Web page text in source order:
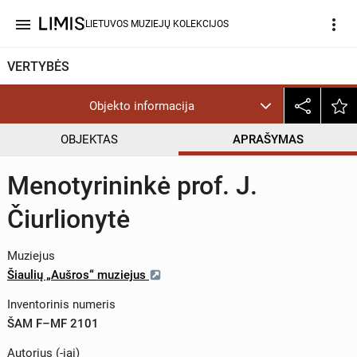
menu LIETUVOS MUZIEJŲ KOLEKCIJOS more_vert
VERTYBĖS
Objekto informacija
OBJEKTAS APRAŠYMAS
Menotyrininkė prof. J.
Čiurlionytė
Muziejus
Šiaulių „Aušros“ muziejus
Inventorinis numeris
ŠAM F–MF 2101
Autorius (-iai)